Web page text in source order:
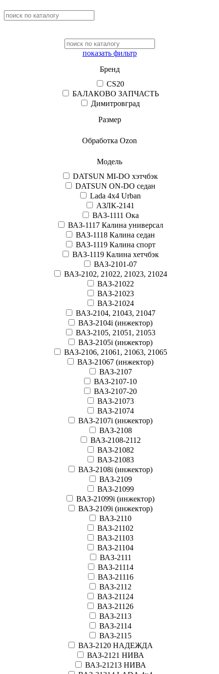
показать фильтр
Бренд
CS20
БАЛАКОВО ЗАПЧАСТЬ
Димитровград
Размер
Обработка Ozon
Модель
DATSUN MI-DO хэтчбэк
DATSUN ON-DO седан
Lada 4x4 Urban
АЗЛК-2141
ВАЗ-1111 Ока
ВАЗ-1117 Калина универсал
ВАЗ-1118 Калина седан
ВАЗ-1119 Калина спорт
ВАЗ-1119 Калина хетчбэк
ВАЗ-2101-07
ВАЗ-2102, 21022, 21023, 21024
ВАЗ-21022
ВАЗ-21023
ВАЗ-21024
ВАЗ-2104, 21043, 21047
ВАЗ-2104i (инжектор)
ВАЗ-2105, 21051, 21053
ВАЗ-2105i (инжектор)
ВАЗ-2106, 21061, 21063, 21065
ВАЗ-21067 (инжектор)
ВАЗ-2107
ВАЗ-2107-10
ВАЗ-2107-20
ВАЗ-21073
ВАЗ-21074
ВАЗ-2107i (инжектор)
ВАЗ-2108
ВАЗ-2108-2112
ВАЗ-21082
ВАЗ-21083
ВАЗ-2108i (инжектор)
ВАЗ-2109
ВАЗ-21099
ВАЗ-21099i (инжектор)
ВАЗ-2109i (инжектор)
ВАЗ-2110
ВАЗ-21102
ВАЗ-21103
ВАЗ-21104
ВАЗ-2111
ВАЗ-21114
ВАЗ-21116
ВАЗ-2112
ВАЗ-21124
ВАЗ-21126
ВАЗ-2113
ВАЗ-2114
ВАЗ-2115
ВАЗ-2120 НАДЕЖДА
ВАЗ-2121 НИВА
ВАЗ-21213 НИВА